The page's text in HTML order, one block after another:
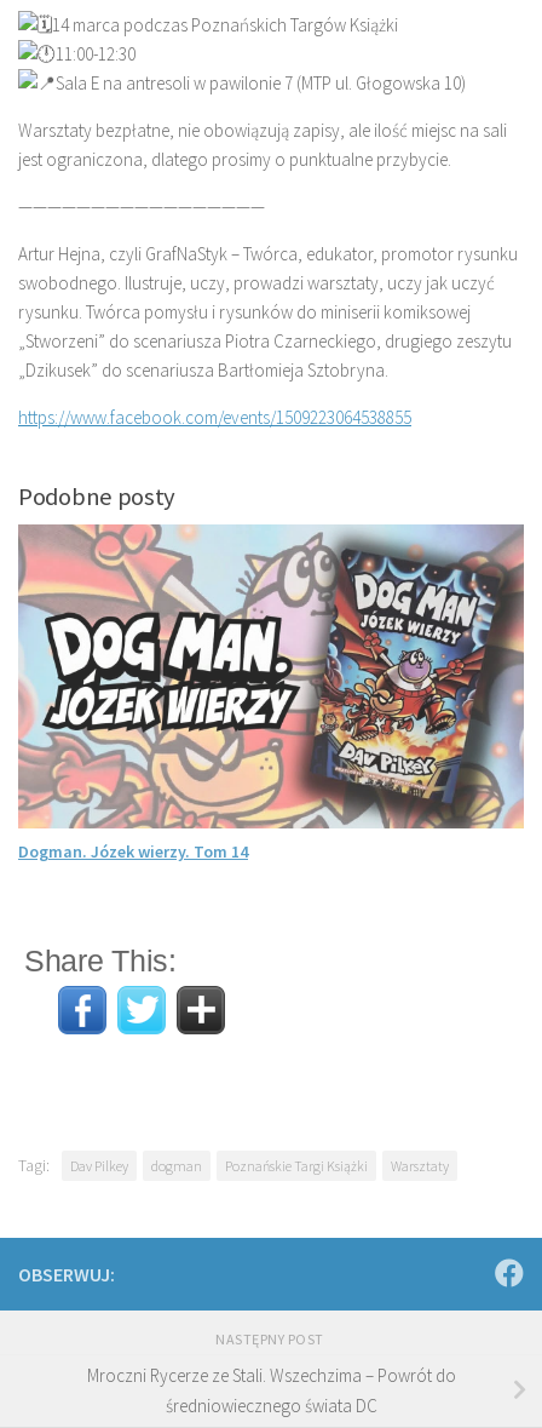
14 marca podczas Poznańskich Targów Książki
11:00-12:30
Sala E na antresoli w pawilonie 7 (MTP ul. Głogowska 10)
Warsztaty bezpłatne, nie obowiązują zapisy, ale ilość miejsc na sali
jest ograniczona, dlatego prosimy o punktualne przybycie.
—————————————————
Artur Hejna, czyli GrafNaStyk – Twórca, edukator, promotor rysunku
swobodnego. Ilustruje, uczy, prowadzi warsztaty, uczy jak uczyć
rysunku. Twórca pomysłu i rysunków do miniserii komiksowej
„Stworzeni” do scenariusza Piotra Czarneckiego, drugiego zeszytu
„Dzikusek” do scenariusza Bartłomieja Sztobryna.
https://www.facebook.com/events/1509223064538855
Podobne posty
Dogman. Józek wierzy. Tom 14
Share This:
Tagi: Dav Pilkey dogman Poznańskie Targi Książki Warsztaty
OBSERWUJ:
NASTĘPNY POST
Mroczni Rycerze ze Stali. Wszechzima – Powrót do
średniowiecznego świata DC